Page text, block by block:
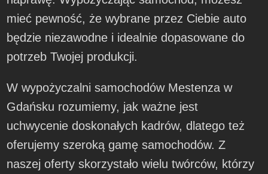
mieć pewność, że wybrane przez Ciebie auto
będzie niezawodne i idealnie dopasowane do
potrzeb Twojej produkcji.
W wypożyczalni samochodów Mestenza w
Gdańsku rozumiemy, jak ważne jest
uchwycenie doskonałych kadrów, dlatego też
oferujemy szeroką gamę samochodów. Z
naszej oferty skorzystało wielu twórców, którzy